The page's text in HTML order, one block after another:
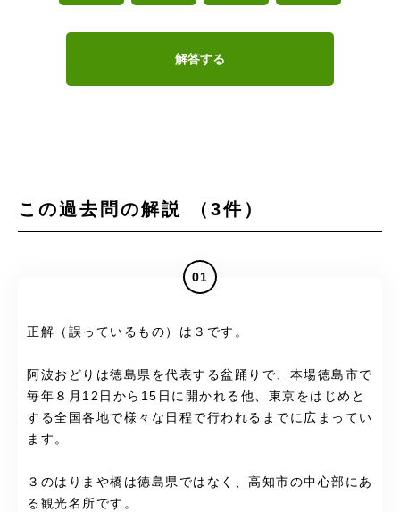
解答する
この過去問の解説 （3件）
01
正解（誤っているもの）は３です。
阿波おどりは徳島県を代表する盆踊りで、本場徳島市で
毎年８月12日から15日に開かれる他、東京をはじめと
する全国各地で様々な日程で行われるまでに広まってい
ます。
３のはりまや橋は徳島県ではなく、高知市の中心部にあ
る観光名所です。